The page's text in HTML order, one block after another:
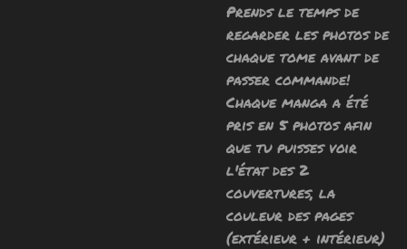
Prends le temps de
regarder les photos de
chaque tome avant de
passer commande!
Chaque manga a été
pris en 5 photos afin
que tu puisses voir
l'état des 2
couvertures, la
couleur des pages
(extérieur + intérieur)